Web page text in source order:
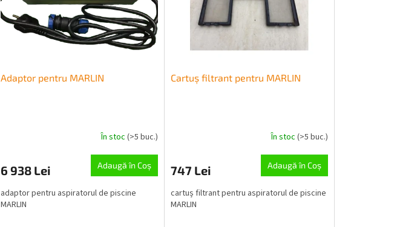
Adaptor pentru MARLIN
În stoc (>5 buc.)
6 938 Lei Adaugă în Coş
adaptor pentru aspiratorul de piscine
MARLIN
Cartuș filtrant pentru MARLIN
În stoc (>5 buc.)
747 Lei Adaugă în Coş
cartuș filtrant pentru aspiratorul de piscine
MARLIN